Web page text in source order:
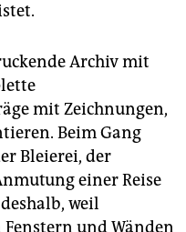
Archiv mit
mit Zeichnungen,
Beim Gang
Bleierei, der
einer Reise
weil
und Wänden